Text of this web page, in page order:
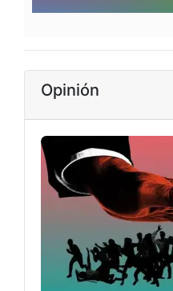
Opinión